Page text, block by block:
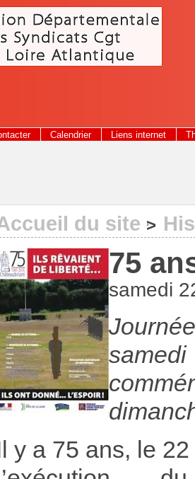
Calendrier Liens internet
du site >
75
samedi
y a 75 ans, le